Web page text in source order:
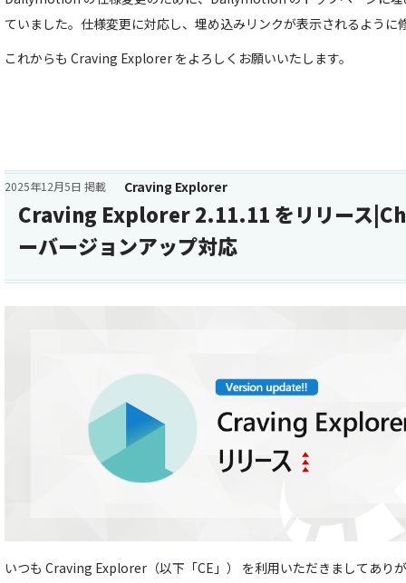
ていました。仕様変更に対応し、埋め込みリンクが表示されるように
これからも Craving Explorer をよろしくお願いいたします。
Craving Explorer
2025年12月5日 掲載
Craving Explorer 2.11.11 をリリース
ーバージョンアップ対応
いつも Craving Explorer（以下「CE」） を利用いただきましてあり